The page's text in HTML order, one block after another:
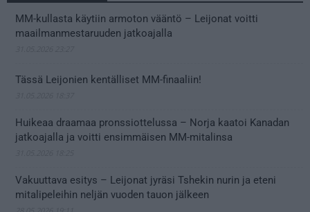
MM-kullasta käytiin armoton vääntö – Leijonat voitti
maailmanmestaruuden jatkoajalla
Tässä Leijonien kentälliset MM-finaaliin!
Huikeaa draamaa pronssiottelussa – Norja kaatoi Kanadan
jatkoajalla ja voitti ensimmäisen MM-mitalinsa
Vakuuttava esitys – Leijonat jyräsi Tshekin nurin ja eteni
mitalipeleihin neljän vuoden tauon jälkeen